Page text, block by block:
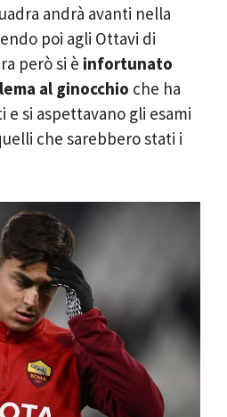
andrà avanti nella
poi agli Ottavi di
però si è infortunato
al ginocchio che ha
si aspettavano gli esami
che sarebbero stati i